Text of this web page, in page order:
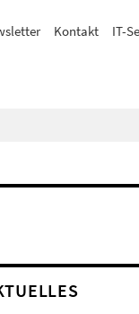
Kontakt IT-